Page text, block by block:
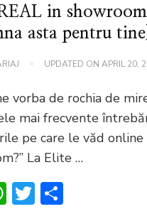
in
asta pentru
UPDATED ON APRIL 20,
vorba de rochia de
mai frecvente
pe care le văd
La Elite …
WhatsApp
Twitter